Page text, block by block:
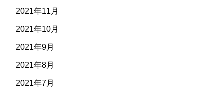
2021年11月
2021年10月
2021年9月
2021年8月
2021年7月